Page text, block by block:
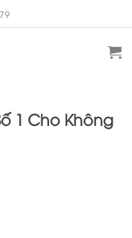
1 Cho Không